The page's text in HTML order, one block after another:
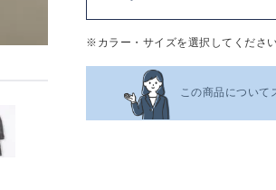
※カラー・サイズを選択してくださ
この商品について